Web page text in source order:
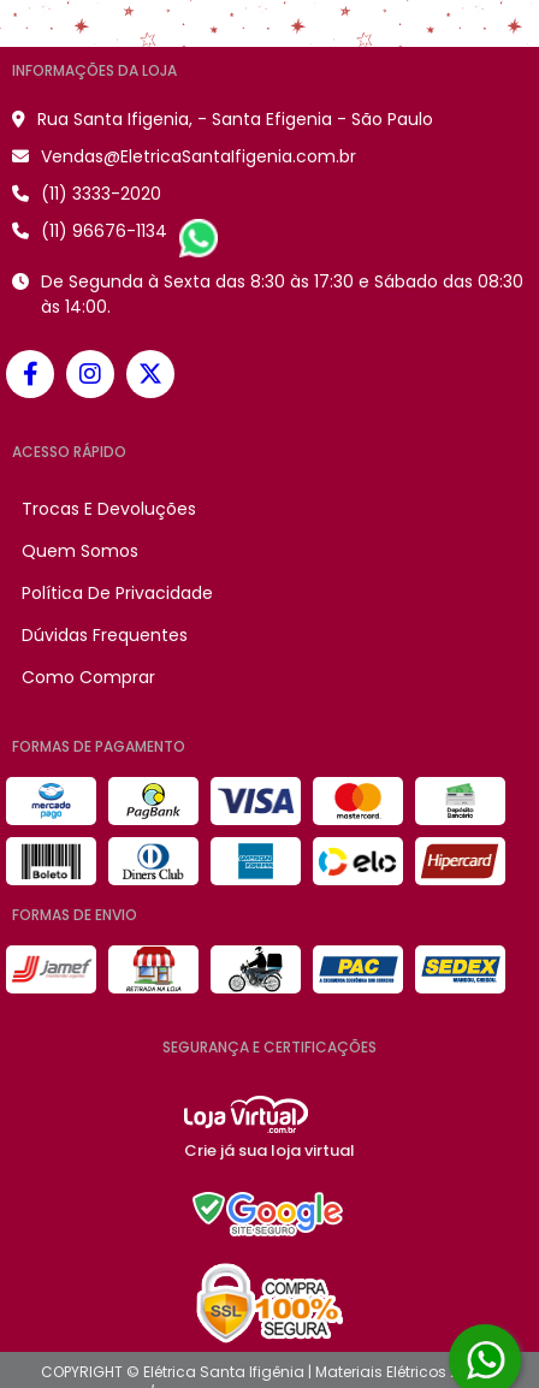
INFORMAÇÕES DA LOJA
Rua Santa Ifigenia, - Santa Efigenia - São Paulo
Vendas@EletricaSantaIfigenia.com.br
(11) 3333-2020
(11) 96676-1134
De Segunda à Sexta das 8:30 às 17:30 e Sábado das 08:30
às 14:00.
ACESSO RÁPIDO
Trocas E Devoluções
Quem Somos
Política De Privacidade
Dúvidas Frequentes
Como Comprar
FORMAS DE PAGAMENTO
FORMAS DE ENVIO
SEGURANÇA E CERTIFICAÇÕES
Crie já sua loja virtual
COPYRIGHT © Elétrica Santa Ifigênia | Materiais Elétricos 2026 -